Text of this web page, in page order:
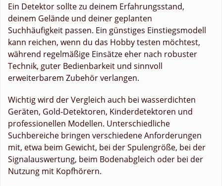
Ein Detektor sollte zu deinem Erfahrungsstand,
deinem Gelände und deiner geplanten
Suchhäufigkeit passen. Ein günstiges Einstiegsmodell
kann reichen, wenn du das Hobby testen möchtest,
während regelmäßige Einsätze eher nach robuster
Technik, guter Bedienbarkeit und sinnvoll
erweiterbarem Zubehör verlangen.
Wichtig wird der Vergleich auch bei wasserdichten
Geräten, Gold-Detektoren, Kinderdetektoren und
professionellen Modellen. Unterschiedliche
Suchbereiche bringen verschiedene Anforderungen
mit, etwa beim Gewicht, bei der Spulengröße, bei der
Signalauswertung, beim Bodenabgleich oder bei der
Nutzung mit Kopfhörern.